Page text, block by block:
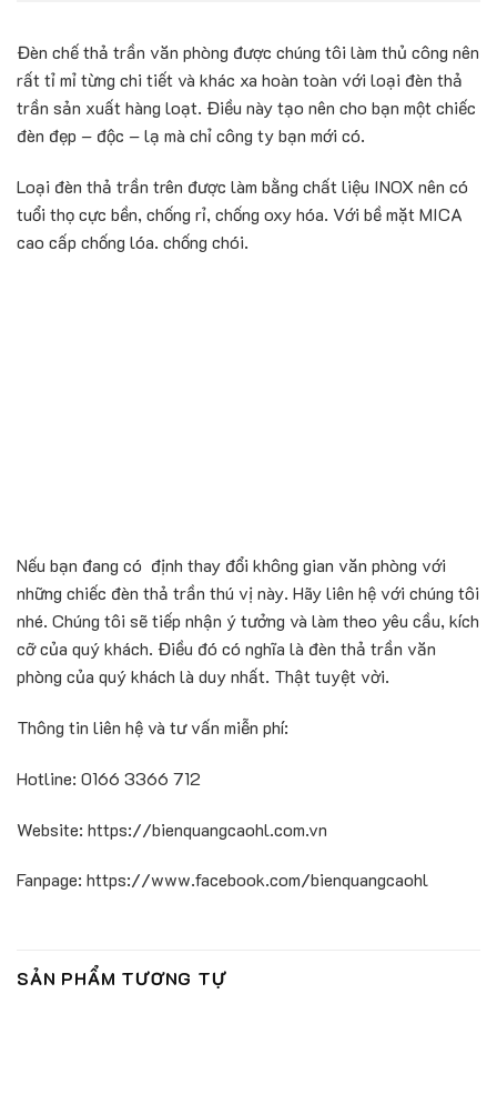
Đèn chế thả trần văn phòng được chúng tôi làm thủ công nên
rất tỉ mỉ từng chi tiết và khác xa hoàn toàn với loại đèn thả
trần sản xuất hàng loạt. Điều này tạo nên cho bạn một chiếc
đèn đẹp – độc – lạ mà chỉ công ty bạn mới có.
Loại đèn thả trần trên được làm bằng chất liệu INOX nên có
tuổi thọ cực bền, chống rỉ, chống oxy hóa. Với bề mặt MICA
cao cấp chống lóa. chống chói.
Nếu bạn đang có định thay đổi không gian văn phòng với
những chiếc đèn thả trần thú vị này. Hãy liên hệ với chúng tôi
nhé. Chúng tôi sẽ tiếp nhận ý tưởng và làm theo yêu cầu, kích
cỡ của quý khách. Điều đó có nghĩa là đèn thả trần văn
phòng của quý khách là duy nhất. Thật tuyệt vời.
Thông tin liên hệ và tư vấn miễn phí:
Hotline: 0166 3366 712
Website: https://bienquangcaohl.com.vn
Fanpage: https://www.facebook.com/bienquangcaohl
SẢN PHẨM TƯƠNG TỰ